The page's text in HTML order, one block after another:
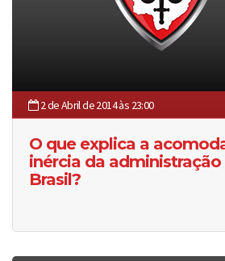
2 de Abril de 2014 às 23:00
O que explica a
inércia da
Brasil?